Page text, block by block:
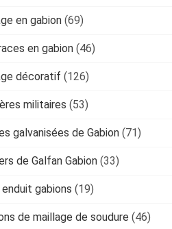
en gabion (69)
en gabion (46)
décoratif (126)
militaires (53)
galvanisées de Gabion (71)
de Galfan Gabion (33)
enduit gabions (19)
de maillage de soudure (46)